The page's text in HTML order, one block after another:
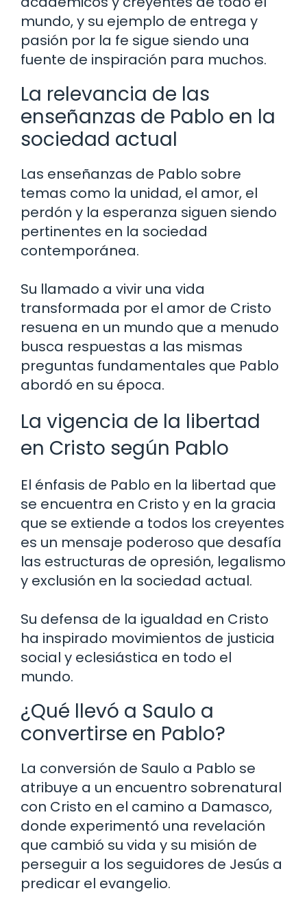
mundo, y su ejemplo de entrega y
pasión por la fe sigue siendo una
fuente de inspiración para muchos.
La relevancia de las
enseñanzas de Pablo en la
sociedad actual
Las enseñanzas de Pablo sobre
temas como la unidad, el amor, el
perdón y la esperanza siguen siendo
pertinentes en la sociedad
contemporánea.
Su llamado a vivir una vida
transformada por el amor de Cristo
resuena en un mundo que a menudo
busca respuestas a las mismas
preguntas fundamentales que Pablo
abordó en su época.
La vigencia de la libertad
en Cristo según Pablo
El énfasis de Pablo en la libertad que
se encuentra en Cristo y en la gracia
que se extiende a todos los creyentes
es un mensaje poderoso que desafía
las estructuras de opresión, legalismo
y exclusión en la sociedad actual.
Su defensa de la igualdad en Cristo
ha inspirado movimientos de justicia
social y eclesiástica en todo el
mundo.
¿Qué llevó a Saulo a
convertirse en Pablo?
La conversión de Saulo a Pablo se
atribuye a un encuentro sobrenatural
con Cristo en el camino a Damasco,
donde experimentó una revelación
que cambió su vida y su misión de
perseguir a los seguidores de Jesús a
predicar el evangelio.